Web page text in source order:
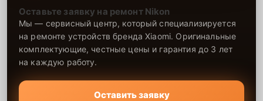
Оставьте заявку на ремонт Nikon
Мы — сервисный центр, который специализируется
на ремонте устройств бренда Xiaomi. Оригинальные
комплектующие, честные цены и гарантия до 3 лет
на каждую работу.
Оставить заявку